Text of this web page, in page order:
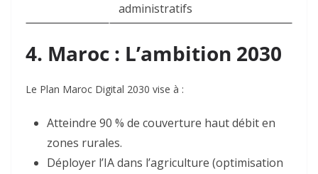
administratifs
4. Maroc : L’ambition 2030
Le Plan Maroc Digital 2030 vise à :
Atteindre 90 % de couverture haut débit en
zones rurales.
Déployer l’IA dans l’agriculture (optimisation